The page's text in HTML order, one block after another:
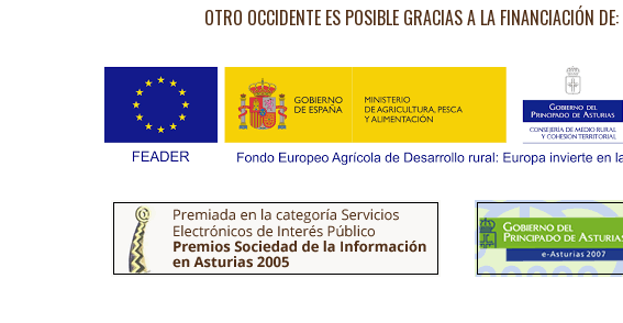
OTRO OCCIDENTE ES POSIBLE GRACIAS A LA FINANCIACIÓN DE: